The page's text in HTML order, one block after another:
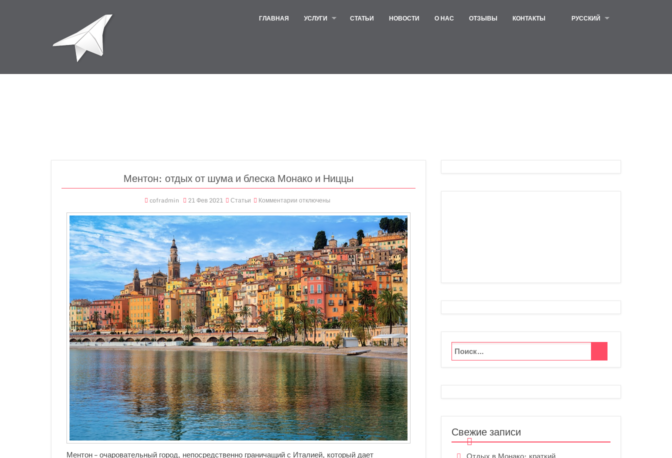
ГЛАВНАЯ УСЛУГИ СТАТЬИ НОВОСТИ О НАС ОТЗЫВЫ КОНТАКТЫ РУССКИЙ
Ментон: отдых от шума и блеска Монако и Ниццы
cofradmin 21 Фев 2021 Статьи Комментарии отключены
Ментон – очаровательный город, непосредственно граничащий с Италией, который дает
Свежие записи